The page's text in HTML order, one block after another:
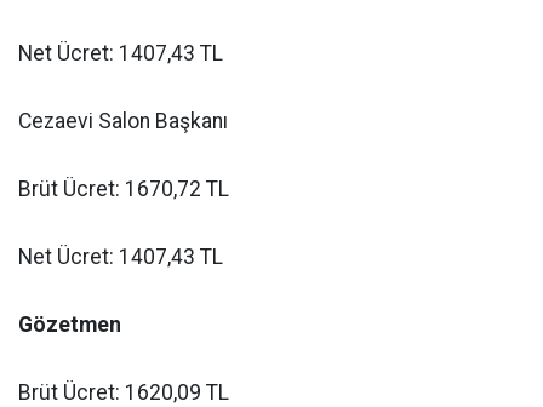
Net Ücret: 1407,43 TL
Cezaevi Salon Başkanı
Brüt Ücret: 1670,72 TL
Net Ücret: 1407,43 TL
Gözetmen
Brüt Ücret: 1620,09 TL